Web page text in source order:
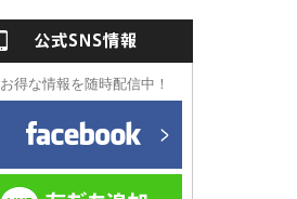
お得な情報を随時配信中！